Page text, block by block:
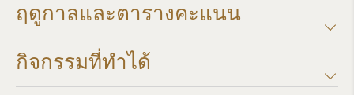
ฤดูกาลและตารางคะแนน​
กิจกรรมที่ทำได้